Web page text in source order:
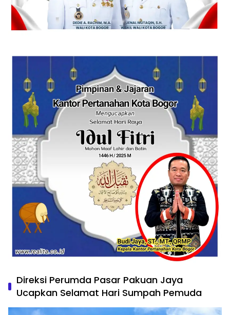
Direksi Perumda Pasar Pakuan Jaya
Ucapkan Selamat Hari Sumpah Pemuda